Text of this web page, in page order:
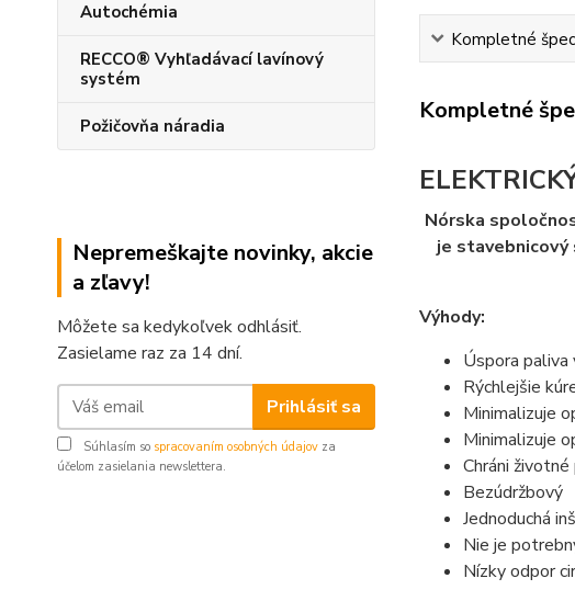
Autochémia
RECCO® Vyhľadávací lavínový
systém
Požičovňa náradia
Nepremeškajte novinky, akcie
a zľavy!
Môžete sa kedykoľvek odhlásiť.
Zasielame raz za 14 dní.
Prihlásiť sa
Súhlasím so spracovaním osobných údajov za
účelom zasielania newslettera.
Kompletné
Kompletné
Nórska
je
Výhody:
Úspora paliva
Rýchlejšie
Minimalizuje
Minimalizuje
Chráni
Bezúdržbový
Jednoduchá
Nie je
Nízky odpor